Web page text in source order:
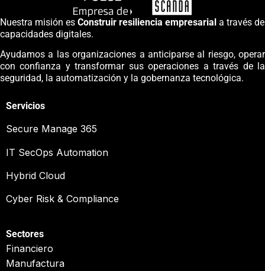
Nuestra misión es Construir resiliencia empresarial a través de
capacidades digitales.
Ayudamos a las organizaciones a anticiparse al riesgo, operar
con confianza y transformar sus operaciones a través de la
seguridad, la automatización y la gobernanza tecnológica.
Servicios
Secure Manage 365
IT SecOps Automation
Hybrid Cloud
Cyber Risk & Compliance
Sectores
Financiero
Manufactura